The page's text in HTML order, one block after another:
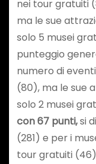
nei tour gratuiti
ma le sue
solo 5 musei
punteggio
numero di
(80), ma le sue
solo 2 musei
con 67 punti,si
(281) e per i
tour gratuiti